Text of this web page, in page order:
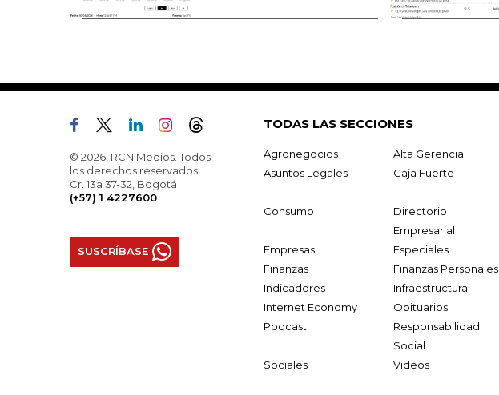
© 2026, RCN Medios. Todos
los derechos reservados.
Cr. 13a 37-32, Bogotá
(+57) 1 4227600
SUSCRÍBASE
TODAS LAS SECCIONES
Agronegocios Alta Gerencia
Asuntos Legales
Caja Fuerte
Consumo
Directorio
Empresarial
Empresas Especiales
Finanzas
Finanzas Personales
Indicadores
Infraestructura
Internet Economy
Obituarios
Podcast
Responsabilidad
Social
Sociales Videos